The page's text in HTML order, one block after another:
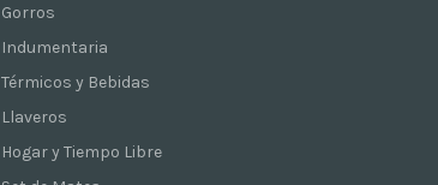
Gorros
Indumentaria
Térmicos y Bebidas
Llaveros
Hogar y Tiempo Libre